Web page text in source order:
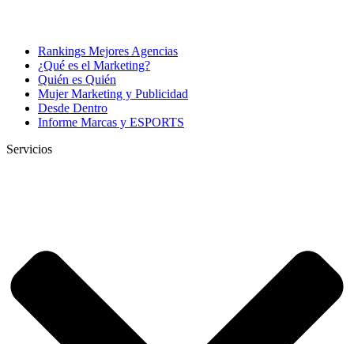
Rankings Mejores Agencias
¿Qué es el Marketing?
Quién es Quién
Mujer Marketing y Publicidad
Desde Dentro
Informe Marcas y ESPORTS
Servicios